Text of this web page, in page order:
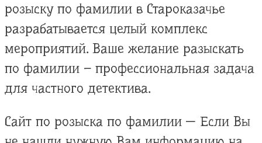
розыску по фамилии в Староказачье
разрабатывается целый комплекс
мероприятий. Ваше желание разыскать
по фамилии – профессиональная задача
для частного детектива.
Сайт по розыска по фамилии — Если Вы